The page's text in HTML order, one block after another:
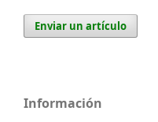
Enviar un artículo
Información